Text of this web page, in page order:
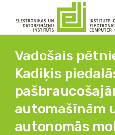
Vadošais
Kadiķis
automašīnām
autonomās